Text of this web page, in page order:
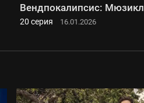
Вендпокалипсис: Мюзикл
20 серия 16.01.2026